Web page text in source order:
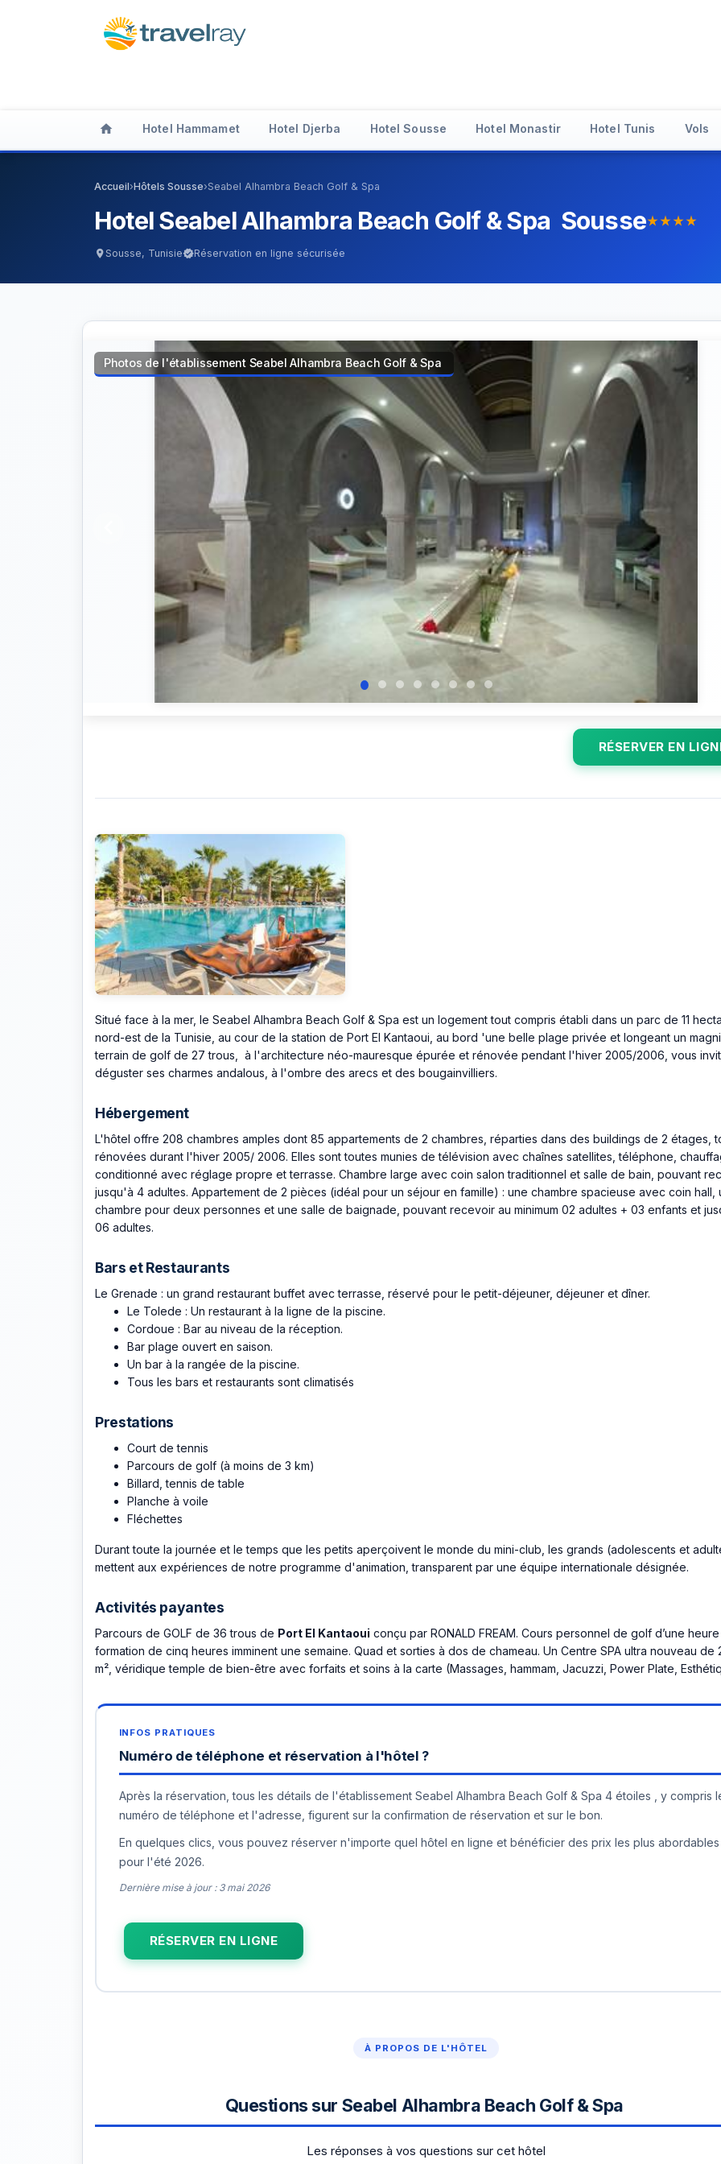
home Hotel Hammamet Hotel Djerba Hotel Sousse Hotel Monastir Hotel Tunis Vols
Accueil›Hôtels Sousse›Seabel Alhambra Beach Golf & Spa
Hotel Seabel Alhambra Beach Golf & Spa Soussestar_ratestar_ratestar_ratestar_rate
location_onSousse, TunisieverifiedRéservation en ligne sécurisée
Photos de l'établissement Seabel Alhambra Beach Golf & Spa
RÉSERVER EN
Situé face à la mer, le Seabel Alhambra Beach Golf & Spa est un logement tout compris établi dans un parc de 11
nord-est de la Tunisie, au cour de la station de Port El Kantaoui, au bord 'une belle plage privée et longeant un
terrain de golf de 27 trous, à l'architecture néo-mauresque épurée et rénovée pendant l'hiver 2005/2006, vous
déguster ses charmes andalous, à l'ombre des arecs et des bougainvilliers.
Hébergement
L'hôtel offre 208 chambres amples dont 85 appartements de 2 chambres, réparties dans des buildings de 2 étages,
rénovées durant l'hiver 2005/ 2006. Elles sont toutes munies de télévision avec chaînes satellites, téléphone,
conditionné avec réglage propre et terrasse. Chambre large avec coin salon traditionnel et salle de bain, pouvant
jusqu'à 4 adultes. Appartement de 2 pièces (idéal pour un séjour en famille) : une chambre spacieuse avec coin hall,
chambre pour deux personnes et une salle de baignade, pouvant recevoir au minimum 02 adultes + 03 enfants et
06 adultes.
Bars et Restaurants
Le Grenade : un grand restaurant buffet avec terrasse, réservé pour le petit-déjeuner, déjeuner et dîner.
Le Tolede : Un restaurant à la ligne de la piscine.
Cordoue : Bar au niveau de la réception.
Bar plage ouvert en saison.
Un bar à la rangée de la piscine.
Tous les bars et restaurants sont climatisés
Prestations
Court de tennis
Parcours de golf (à moins de 3 km)
Billard, tennis de table
Planche à voile
Fléchettes
Durant toute la journée et le temps que les petits aperçoivent le monde du mini-club, les grands (adolescents et
mettent aux expériences de notre programme d'animation, transparent par une équipe internationale désignée.
Activités payantes
Parcours de GOLF de 36 trous de Port El Kantaoui conçu par RONALD FREAM. Cours personnel de golf d’une
formation de cinq heures imminent une semaine. Quad et sorties à dos de chameau. Un Centre SPA ultra nouveau de
m², véridique temple de bien-être avec forfaits et soins à la carte (Massages, hammam, Jacuzzi, Power Plate,
Numéro de téléphone et réservation à l'hôtel ?
Après la réservation, tous les détails de l'établissement Seabel Alhambra Beach Golf & Spa 4 étoiles , y compris
numéro de téléphone et l'adresse, figurent sur la confirmation de réservation et sur le bon.
En quelques clics, vous pouvez réserver n'importe quel hôtel en ligne et bénéficier des prix les plus abordables
pour l'été 2026.
Dernière mise à jour : 3 mai 2026
RÉSERVER EN LIGNE
À PROPOS DE L'HÔTEL
Questions sur Seabel Alhambra Beach Golf & Spa
Les réponses à vos questions sur cet hôtel